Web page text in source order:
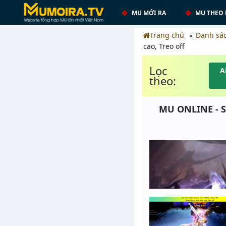
MU MỚI RA MU
Trang chủ
Danh
cao, Treo off
Lọc
theo:
MU ONLINE -